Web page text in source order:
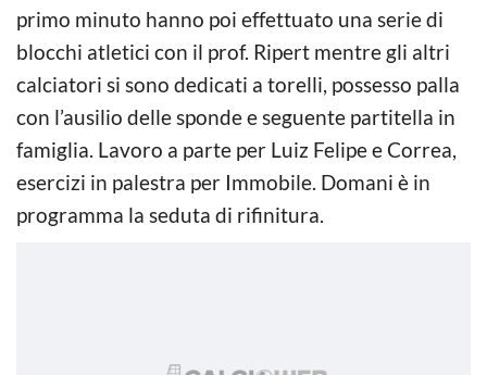
primo minuto hanno poi effettuato una serie di
blocchi atletici con il prof. Ripert mentre gli altri
calciatori si sono dedicati a torelli, possesso palla
con l’ausilio delle sponde e seguente partitella in
famiglia. Lavoro a parte per Luiz Felipe e Correa,
esercizi in palestra per Immobile. Domani è in
programma la seduta di rifinitura.